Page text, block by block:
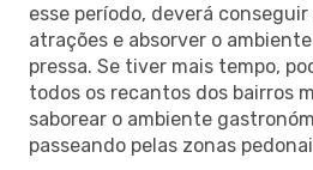
esse período, deverá
atrações e absorver o
pressa. Se tiver mais tempo,
todos os recantos dos bairros
saborear o ambiente
passeando pelas zonas